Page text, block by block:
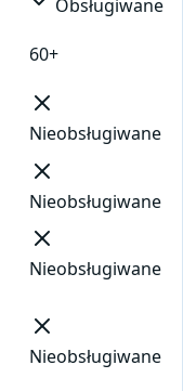
Obsługiwane
60+
Nieobsługiwane
Nieobsługiwane
Nieobsługiwane
Nieobsługiwane